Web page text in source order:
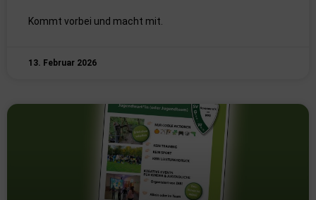
Kommt vorbei und macht mit.
13. Februar 2026